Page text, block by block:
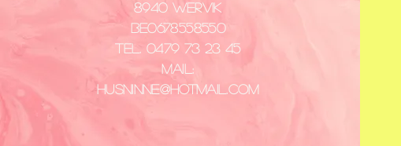
8940 Wervik
​BE0678558550
Tel. 0479 73 23 45
Mail:
husninne@hotmail.com